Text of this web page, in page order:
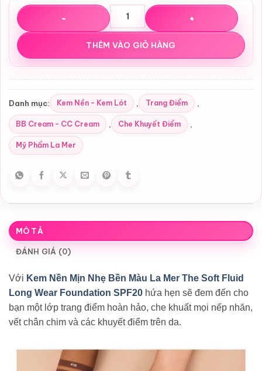
Kem nền La Mer The Soft Fluid Long Wear Foundation
THÊM VÀO GIỎ HÀNG
Danh mục: Kem Nền - Kem Lót , Trang Điểm ,
BB Cream - CC Cream , Che Khuyết Điểm ,
Mỹ Phẩm La Mer
MÔ TẢ
ĐÁNH GIÁ (0)
Với Kem Nền Mịn Nhẹ Bền Màu La Mer The Soft Fluid
Long Wear Foundation SPF20 hứa hẹn sẽ đem đến cho
bạn một lớp trang điểm hoàn hảo, che khuất mọi nếp nhăn,
vết chân chim và các khuyết điểm trên da.